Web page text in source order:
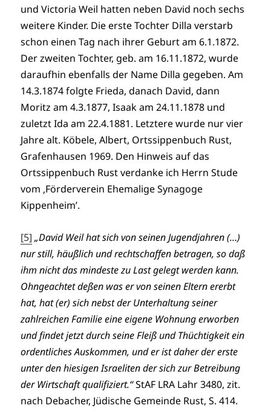
und Victoria Weil hatten neben David noch sechs
weitere Kinder. Die erste Tochter Dilla verstarb
schon einen Tag nach ihrer Geburt am 6.1.1872.
Der zweiten Tochter, geb. am 16.11.1872, wurde
daraufhin ebenfalls der Name Dilla gegeben. Am
14.3.1874 folgte Frieda, danach David, dann
Moritz am 4.3.1877, Isaak am 24.11.1878 und
zuletzt Ida am 22.4.1881. Letztere wurde nur vier
Jahre alt. Köbele, Albert, Ortssippenbuch Rust,
Grafenhausen 1969. Den Hinweis auf das
Ortssippenbuch Rust verdanke ich Herrn Stude
vom ‚Förderverein Ehemalige Synagoge
Kippenheim’.
[5] „David Weil hat sich von seinen Jugendjahren (…)
nur still, häußlich und rechtschaffen betragen, so daß
ihm nicht das mindeste zu Last gelegt werden kann.
Ohngeachtet deßen was er von seinen Eltern ererbt
hat, hat (er) sich nebst der Unterhaltung seiner
zahlreichen Familie eine eigene Wohnung erworben
und findet jetzt durch seine Fleiß und Thüchtigkeit ein
ordentliches Auskommen, und er ist daher der erste
unter den hiesigen Israeliten der sich zur Betreibung
der Wirtschaft qualifiziert.“StAF LRA Lahr 3480, zit.
nach Debacher, Jüdische Gemeinde Rust, S. 414.